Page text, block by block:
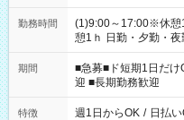
勤務時間
(1)9:00～17:00※休憩
憩1ｈ 日勤・夕勤・
わせて働けるお仕事です(*^^*) 【その他選べ
時/9-17時/9-18時/10-
時/22-翌6時/0-翌8時
フト！
期間
■急募■ド短期1日だ
迎 ■長期勤務歓迎
特徴 週1日からOK / 日払